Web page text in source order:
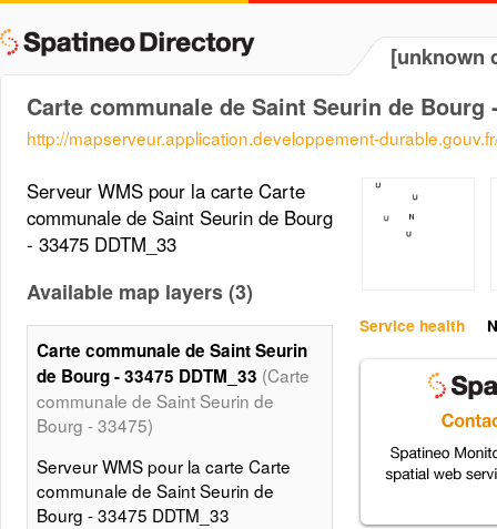
[unknown
Carte communale de Saint Seurin de Bourg
http://mapserveur.application.developpement-
Service health
Serveur WMS pour la carte Carte
communale de Saint Seurin de Bourg
- 33475 DDTM_33
Available map layers (3)
Carte communale de Saint Seurin
de Bourg - 33475 DDTM_33 (Carte
communale de Saint Seurin de
Bourg - 33475)
Serveur WMS pour la carte Carte
communale de Saint Seurin de
Bourg - 33475 DDTM_33